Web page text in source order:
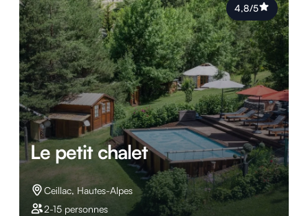
Le petit chalet
Ceillac, Hautes-Alpes
2-15 personnes
4,8/5